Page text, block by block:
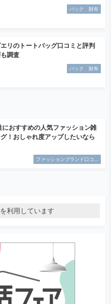
バック 財布
リのトートバッグ口コミと評判
調査
バック 財布
におすすめの人気ファッション雑
！おしゃれ度アップしたいなら
ファッションブランド口コ...
利用しています